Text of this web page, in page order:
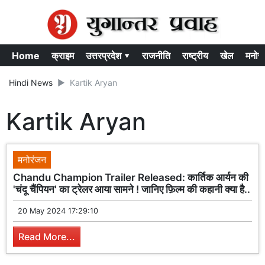
Home क्राइम उत्तरप्रदेश ▾ राजनीति राष्ट्रीय खेल
Hindi News Kartik Aryan
Kartik Aryan
मनोरंजन
Chandu Champion Trailer Released: कार्तिक आर्यन की
'चंदू चैंपियन' का ट्रेलर आया सामने ! जानिए फ़िल्म की कहानी क्या है..
20 May 2024 17:29:10
Read More...